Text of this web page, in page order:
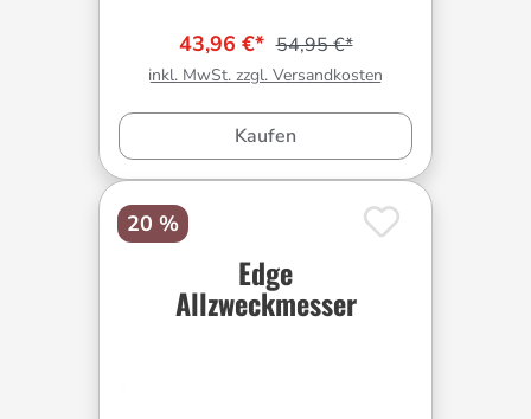
43,96 €* 54,95 €*
inkl. MwSt. zzgl. Versandkosten
Kaufen
20 %
Edge
Allzweckmesser